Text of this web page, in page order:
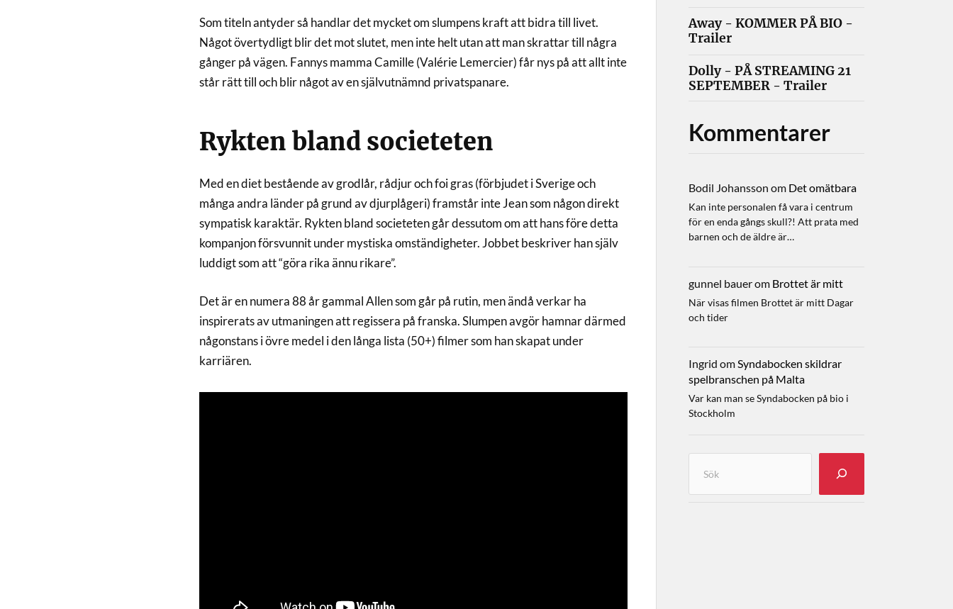
Som titeln antyder så handlar det mycket om slumpens kraft att bidra till livet.
Något övertydligt blir det mot slutet, men inte helt utan att man skrattar till några
gånger på vägen. Fannys mamma Camille (Valérie Lemercier) får nys på att allt inte
står rätt till och blir något av en självutnämnd privatspanare.
Rykten bland societeten
Med en diet bestående av grodlår, rådjur och foi gras (förbjudet i Sverige och
många andra länder på grund av djurplågeri) framstår inte Jean som någon direkt
sympatisk karaktär. Rykten bland societeten går dessutom om att hans före detta
kompanjon försvunnit under mystiska omständigheter. Jobbet beskriver han själv
luddigt som att “göra rika ännu rikare”.
Det är en numera 88 år gammal Allen som går på rutin, men ändå verkar ha
inspirerats av utmaningen att regissera på franska. Slumpen avgör hamnar därmed
någonstans i övre medel i den långa lista (50+) filmer som han skapat under
karriären.
Away - KOMMER PÅ BIO -
Trailer
Dolly - PÅ STREAMING 21
SEPTEMBER - Trailer
Kommentarer
Bodil Johansson om Det omätbara
Kan inte personalen få vara i centrum
för en enda gångs skull?! Att prata med
barnen och de äldre är…
gunnel bauerom Brottet är mitt
När visas filmen Brottet är mitt Dagar
och tider
Ingrid omSyndabocken skildrar
spelbranschen på Malta
Var kan man se Syndabocken på bio i
Stockholm